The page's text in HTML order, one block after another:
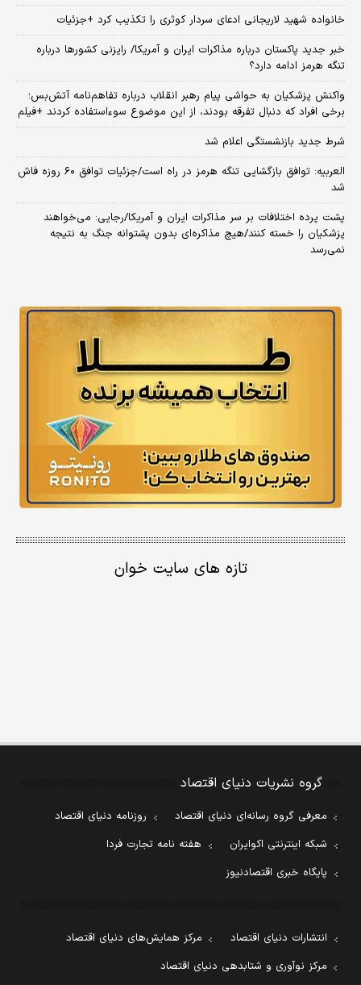
خانواده شهید لاریجانی ادعای سردار کوثری را تکذیب کرد +جزئیات
خبر جدید پاکستان درباره مذاکرات ایران و آمریکا/ رایزنی کشورها درباره
تنگه هرمز ادامه دارد؟
واکنش پزشکیان به حواشی پیام رهبر انقلاب درباره تفاهم‌نامه آتش‌بس؛
برخی افراد که دنبال تفرقه بودند، از این موضوع سوءاستفاده کردند +فیلم
شرط جدید بازنشستگی اعلام شد
العربیه: توافق بازگشایی تنگه هرمز در راه است/جزئیات توافق ۶۰ روزه فاش
شد
پشت پرده اختلافات بر سر مذاکرات ایران و آمریکا/رجایی: می‌خواهند
پزشکیان را خسته کنند/هیچ مذاکره‌ای بدون پشتوانه جنگ به نتیجه
نمی‌رسد
تازه های سایت خوان
گروه نشریات دنیای اقتصاد
معرفی گروه رسانه‌ای دنیای اقتصاد
روزنامه دنیای اقتصاد
شبکه اینترنتی اکوایران
هفته نامه تجارت فردا
پایگاه خبری اقتصادنیوز
انتشارات دنیای اقتصاد
مرکز همایش‌های دنیای اقتصاد
مرکز نوآوری و شتابدهی دنیای اقتصاد